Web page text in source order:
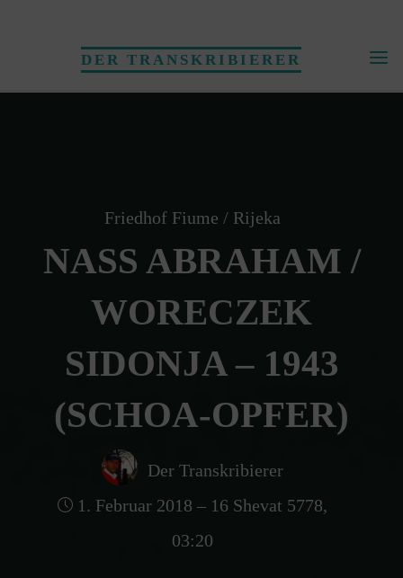
DER TRANSKRIBIERER
Friedhof Fiume / Rijeka
NASS ABRAHAM /
WORECZEK
SIDONJA – 1943
(SCHOA-OPFER)
Der Transkribierer
1. Februar 2018 – 16 Shevat 5778,
03:20